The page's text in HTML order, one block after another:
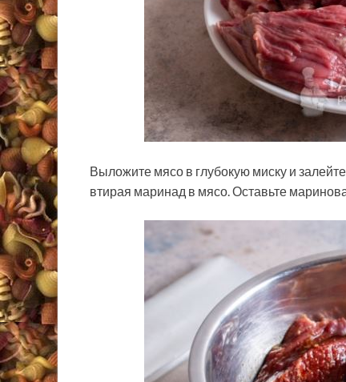
Выложите мясо в глубокую миску и
втирая маринад в мясо. Оставьте